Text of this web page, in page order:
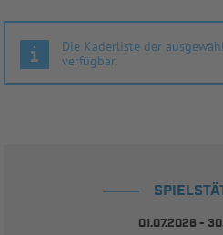
Die Kaderliste der
verfügbar.
01.07.2026 -